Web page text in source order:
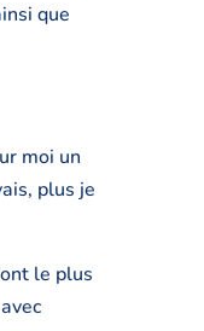
que
moi un
plus je
le plus